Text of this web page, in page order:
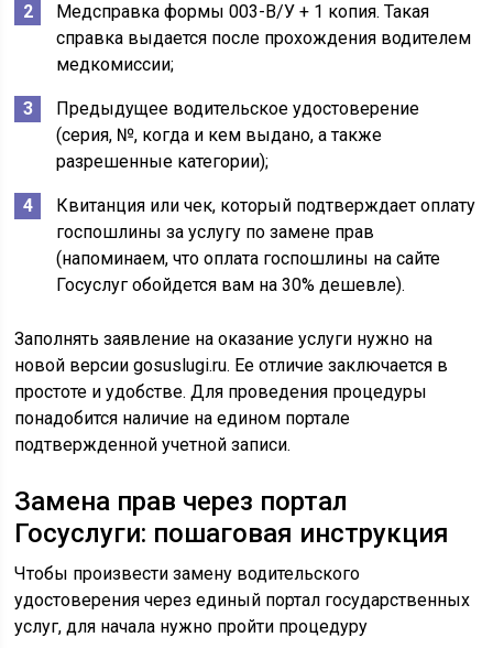
Медсправка формы 003-В/У + 1 копия. Такая
справка выдается после прохождения водителем
медкомиссии;
Предыдущее водительское удостоверение
(серия, №, когда и кем выдано, а также
разрешенные категории);
Квитанция или чек, который подтверждает оплату
госпошлины за услугу по замене прав
(напоминаем, что оплата госпошлины на сайте
Госуслуг обойдется вам на 30% дешевле).
Заполнять заявление на оказание услуги нужно на
новой версии gosuslugi.ru. Ее отличие заключается в
простоте и удобстве. Для проведения процедуры
понадобится наличие на едином портале
подтвержденной учетной записи.
Замена прав через портал
Госуслуги: пошаговая инструкция
Чтобы произвести замену водительского
удостоверения через единый портал государственных
услуг, для начала нужно пройти процедуру